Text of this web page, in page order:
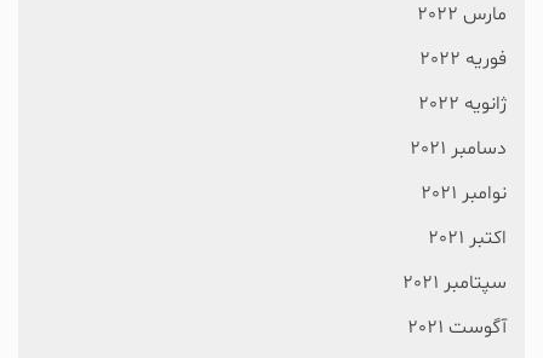
مارس 2022
فوریه 2022
ژانویه 2022
دسامبر 2021
نوامبر 2021
اکتبر 2021
سپتامبر 2021
آگوست 2021